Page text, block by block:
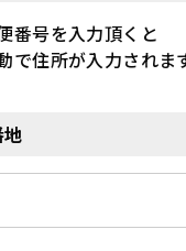
番号を入力頂くと
で住所が入力されま